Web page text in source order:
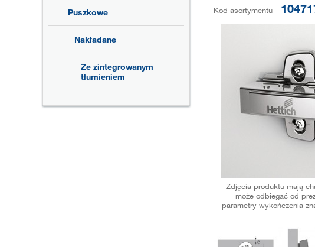
Puszkowe
Nakładane
Ze zintegrowanym
tłumieniem
Kod asortymentu
Zdjęcia produktu mają
może odbiegać od
parametry wykończenia